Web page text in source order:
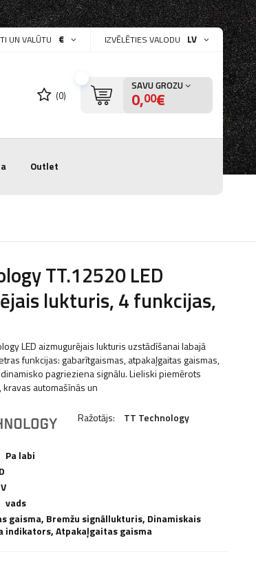
UN VALŪTU € IZVĒLĒTIES VALODU LV
(0)
SAVU GROZU
0,00€
Outlet
TT.12520 LED
lukturis, 4 funkcijas,
LED aizmugurējais lukturis uzstādīšanai labajā
funkcijas: gabarītgaismas, atpakaļgaitas gaismas,
pagrieziena signālu. Lieliski piemērots
automašīnās un
Ražotājs: TT Technology
Pa labi
vads
gaisma, Bremžu signāllukturis, Dinamiskais
indikators,Atpakaļgaitas gaisma